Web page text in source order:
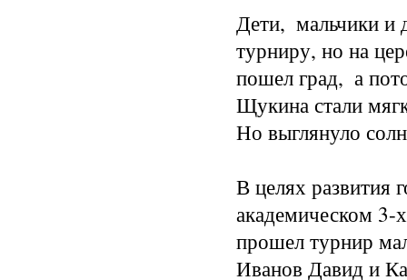
Дети,  мальчики и
турниру, но на
пошел град,  а
Щукина стали
Но выглянуло
В целях развития
академическом
прошел турнир
Иванов Давид и